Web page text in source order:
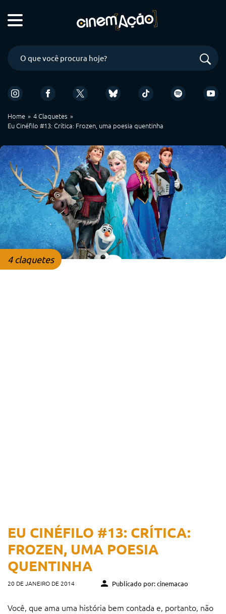
Home
4 Claquetes
Eu Cinéfilo #13: Crítica: Frozen, uma poesia quentinha
4 claquetes
EU CINÉFILO #13: CRÍTICA:
FROZEN, UMA POESIA
QUENTINHA
20 DE JANEIRO DE 2014 Publicado por: cinemacao
Você, que ama uma história bem contada e, portanto, não